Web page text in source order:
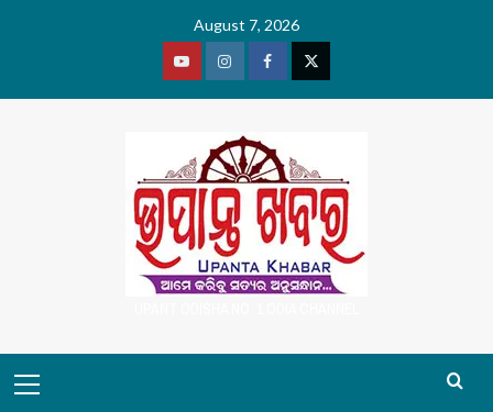
August 7, 2026
YoutubeVimeoFacebookTwitter
Menu